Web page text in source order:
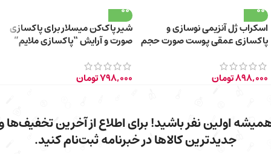
اسکراب ژل آنزیمی نوسازی و
پاکسازی عمقی پوست صورت حجم
898,000تومان
شیر پاک‌کن میسلار برای پاکسازی
صورت و آرایش “پاکسازی ملایم”
798,000تومان
اولین نفر باشید! برای اطلاع از آخرین تخفیف‌ها
جدیدترین کالاها در خبرنامه ثبت‌نام کنید.